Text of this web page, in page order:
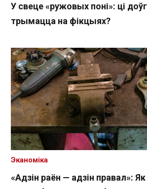
У свеце «ружовых поні»: ці
трымацца на фікцыях?
«Адзін раён — адзін правал»:
Эканоміка